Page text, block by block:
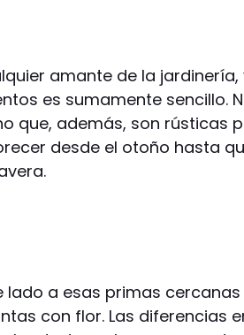
amante de la
es sumamente sencillo.
que, además, son rústicas
desde el otoño hasta
a esas primas
con flor. Las diferencias